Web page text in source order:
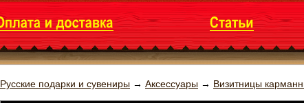
Русские подарки и сувениры → Аксессуары → Визитницы